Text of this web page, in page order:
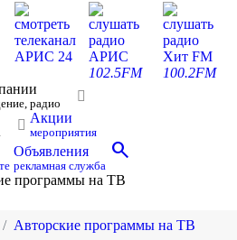
смотреть
телеканал
АРИС 24
слушать
радио
АРИС
102.5FM
слушать
радио
Хит FM
100.2FM
радио
Акции
мероприятия
Объявления
рекламная служба
search
программы на ТВ
Авторские программы на ТВ